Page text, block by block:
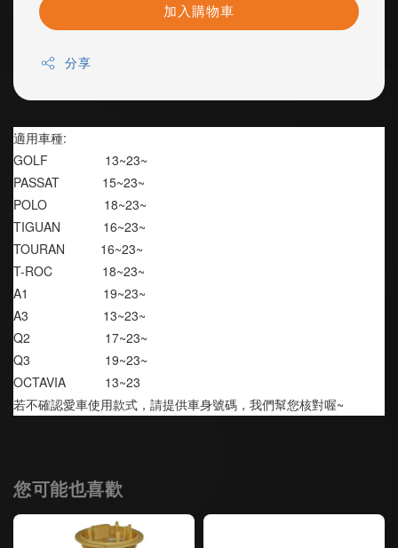
加入購物車
分享
適用車種:
GOLF                13~23~
PASSAT            15~23~
POLO                18~23~
TIGUAN            16~23~
TOURAN          16~23~
T-ROC              18~23~
A1                     19~23~
A3                     13~23~
Q2                     17~23~
Q3                     19~23~
OCTAVIA           13~23
若不確認愛車使用款式，請提供車身號碼，我們幫您核對喔~
您可能也喜歡